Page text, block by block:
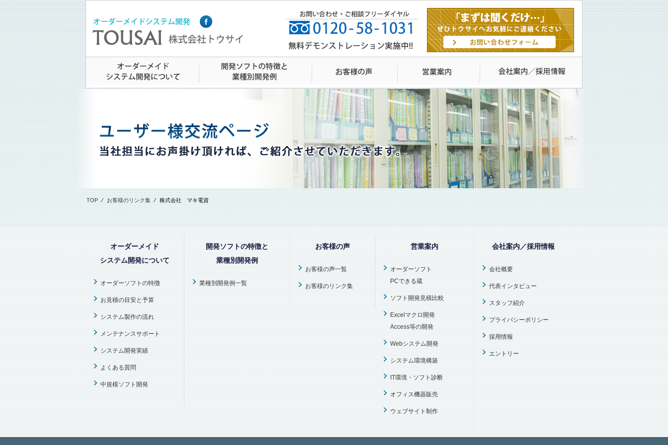
TOP ⁄ お客様のリンク集 ⁄ 株式会社 マキ電資
オーダーメイド
システム開発について
オーダーソフトの特徴
お見積の目安と予算
システム製作の流れ
メンテナンスサポート
システム開発実績
よくある質問
中規模ソフト開発
開発ソフトの特徴と
業種別開発例
業種別開発例一覧
お客様の声
お客様の声一覧
お客様のリンク集
営業案内
オーダーソフト
PCできる蔵
ソフト開発見積比較
Excelマクロ開発
Access等の開発
Webシステム開発
システム環境構築
IT環境・ソフト診断
オフィス機器販売
ウェブサイト制作
会社案内／採用情報
会社概要
代表インタビュー
スタッフ紹介
プライバシーポリシー
採用情報
エントリー